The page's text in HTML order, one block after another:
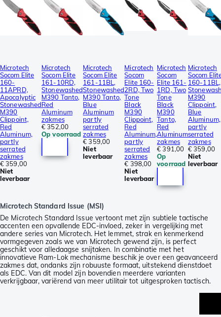
Microtech
Socom Elite
160-
11APRD,
Apocalyptic
Stonewashed
M390
Clippoint,
Red
Aluminum,
partly
serrated
zakmes
€ 359,00
Niet
leverbaar
Microtech
Socom Elite
161-10RD,
Stonewashed
M390 Tanto,
Red
Aluminum
zakmes
€ 352,00
Op voorraad
Microtech
Socom Elite
161-11BL,
Stonewashed
M390 Tanto,
Blue
Aluminum
partly
serrated
zakmes
€ 359,00
Niet
leverbaar
Microtech
Socom
Elite 160-
2RD, Two
Tone
Black
M390
Clippoint,
Red
Aluminum,
partly
serrated
zakmes
€ 398,00
Niet
leverbaar
Microtech
Socom
Elite 161-
1RD, Two
Tone
Black
M390
Tanto,
Red
Aluminum
zakmes
€ 391,00
Op
voorraad
Microtech
Socom
160-11BL,
M390
Clippoint,
Blue
Aluminum,
partly
serrated
zakmes
€ 359,00
Niet
leverbaar
Microtech Standard Issue (MSI)
De Microtech Standard Issue vertoont met zijn subtiele tactische
accenten een opvallende EDC-invloed, zeker in vergelijking met
andere series van Microtech. Het lemmet, strak en kenmerkend
vormgegeven zoals we van Microtech gewend zijn, is perfect
geschikt voor alledaagse snijtaken. In combinatie met het
innovatieve Ram-Lok mechanisme beschik je over een geavanceerd
zakmes dat, ondanks zijn robuuste formaat, uitstekend dienstdoet
als EDC. Van dit model zijn bovendien meerdere varianten
verkrijgbaar, variërend van meer utilitair tot uitgesproken tactisch.